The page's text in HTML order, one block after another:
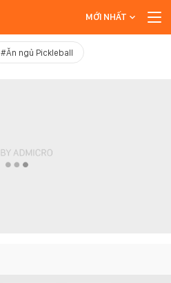
MỚI NHẤT
#Ăn ngủ Pickleball